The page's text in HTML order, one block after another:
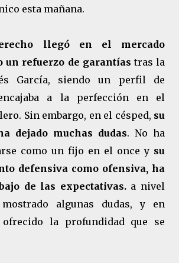
esta mañana.
llegó en el mercado
un refuerzo de garantías tras la
García, siendo un perfil de
a la perfección en el
Sin embargo, en el césped, su
dejado muchas dudas. No ha
como un fijo en el once y su
defensiva como ofensiva, ha
de las expectativas.a nivel
algunas dudas, y en
la profundidad que se